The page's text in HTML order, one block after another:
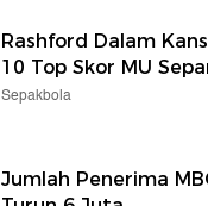
Rashford Dalam
10 Top Skor MU
Sepakbola
Jumlah Penerima